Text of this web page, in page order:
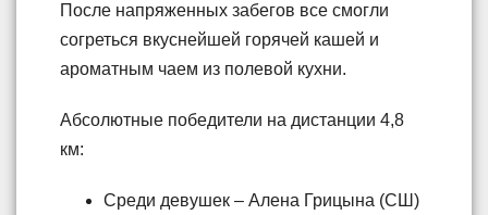
После напряженных забегов все смогли
согреться вкуснейшей горячей кашей и
ароматным чаем из полевой кухни.
Абсолютные победители на дистанции 4,8
км:
Среди девушек – Алена Грицына (СШ)